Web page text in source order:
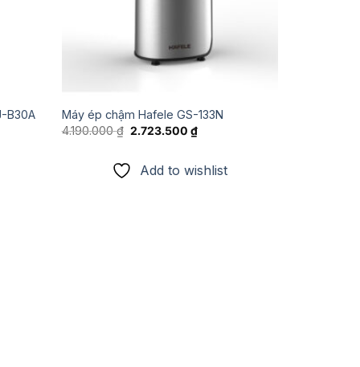
B30A
₫.
Máy ép chậm Hafele GS-133N
4.190.000₫ Giá
4.190.000 ₫.
2.723.500 ₫Giá
hiện
là:
2.723.500 ₫.
Add to wishlist